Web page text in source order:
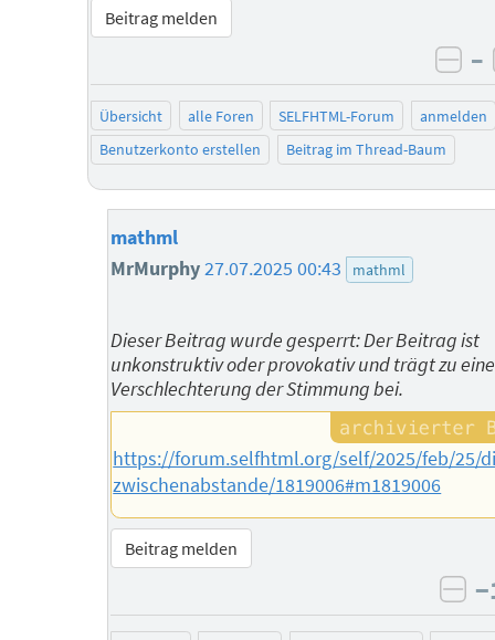
Beitrag melden
–
Übersicht alle Foren SELFHTML-Forum
anmelden
Benutzerkonto erstellen
Beitrag im Thread-Baum
mathml
MrMurphy27.07.2025 00:43 mathml
Dieser Beitrag wurde gesperrt: Der Beitrag ist
unkonstruktiv oder provokativ und trägt zu
Verschlechterung der Stimmung bei.
https://forum.selfhtml.org/self/2025/feb/25/
zwischenabstande/1819006#m1819006
Beitrag melden